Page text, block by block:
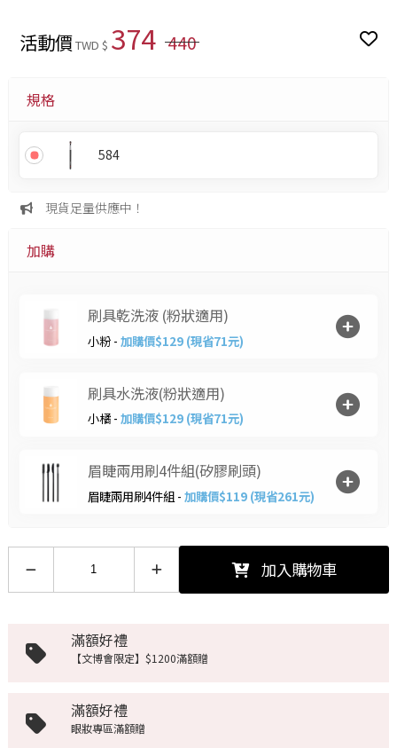
活動價TWD $ 374 440
規格
584
現貨足量供應中！
加購
刷具乾洗液 (粉狀適用)
小粉 - 加購價$129 (現省71元)
刷具水洗液(粉狀適用)
小橘 - 加購價$129 (現省71元)
眉睫兩用刷4件組(矽膠刷頭)
眉睫兩用刷4件組 - 加購價$119 (現省261元)
加入購物車
滿額好禮
【文博會限定】$1200滿額贈
滿額好禮
眼妝專區滿額贈